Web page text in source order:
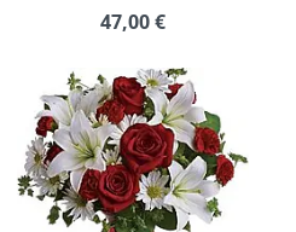
47,00€